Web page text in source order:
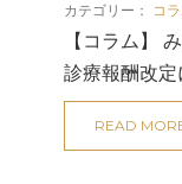
カテゴリー： コ
【コラム】
診療報酬改
READ